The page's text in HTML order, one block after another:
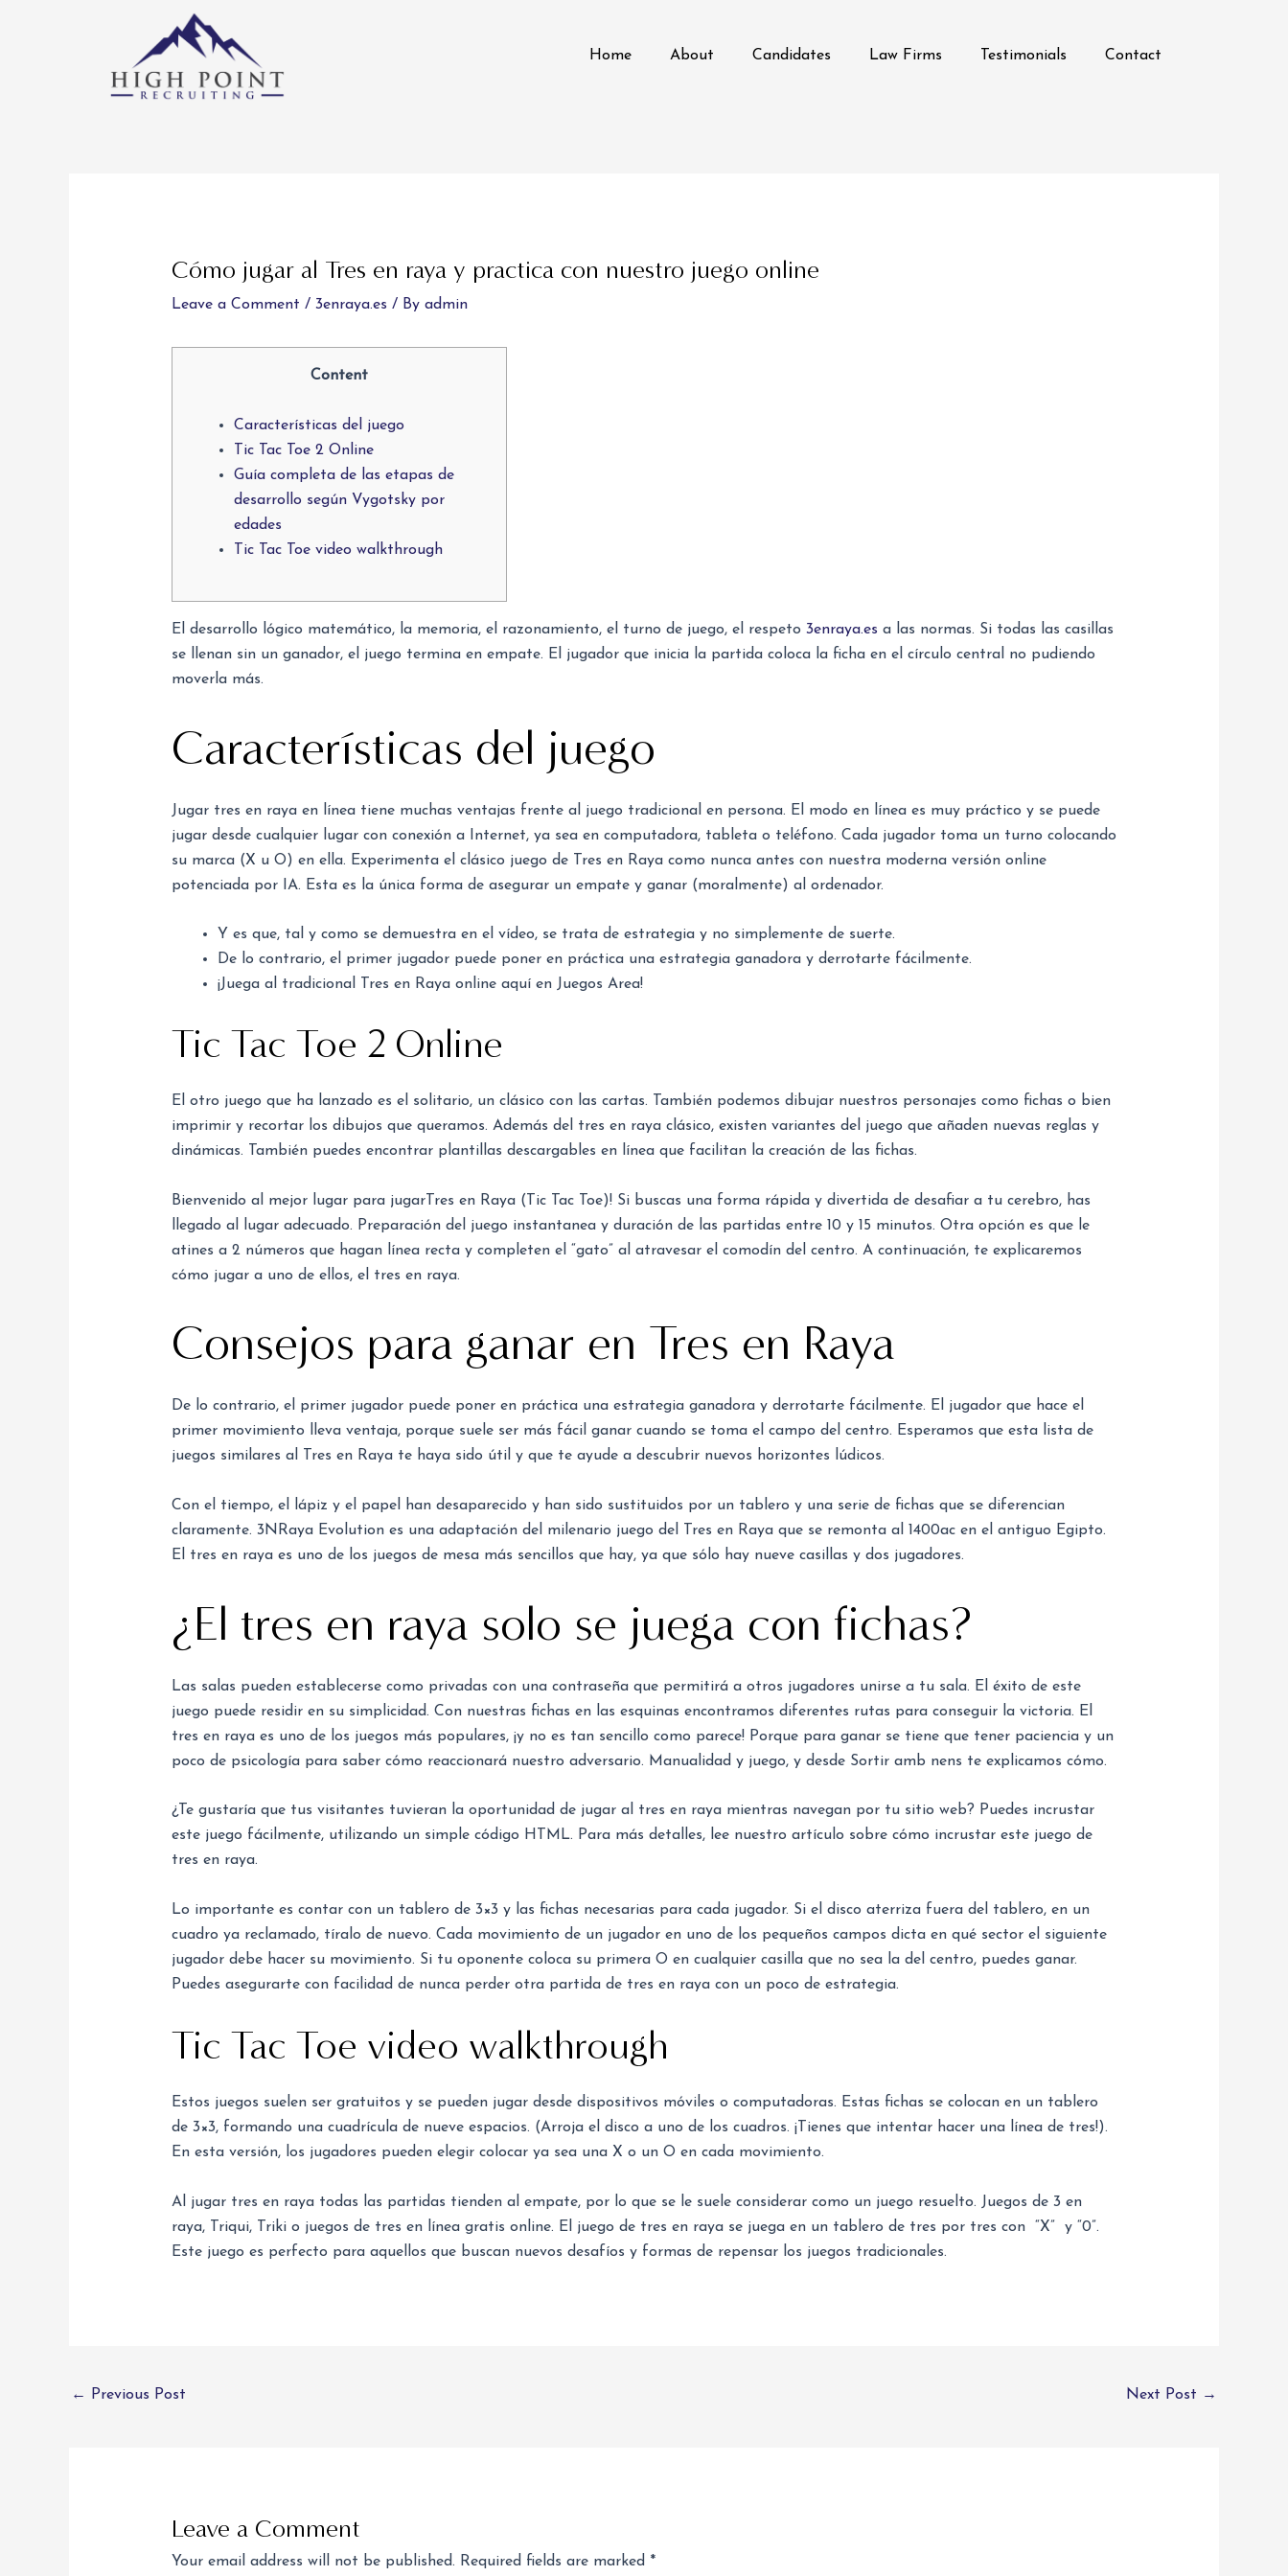
Home About Candidates Law Firms Testimonials Contact
Cómo jugar al Tres en raya y practica con nuestro juego online
Leave a Comment / 3enraya.es / By admin
Content
Características del juego
Tic Tac Toe 2 Online
Guía completa de las etapas de
desarrollo según Vygotsky por
edades
Tic Tac Toe video walkthrough
El desarrollo lógico matemático, la memoria, el razonamiento, el turno de juego, el respeto 3enraya.es a las normas. Si todas las casillas
se llenan sin un ganador, el juego termina en empate. El jugador que inicia la partida coloca la ficha en el círculo central no pudiendo
moverla más.
Características del juego
Jugar tres en raya en línea tiene muchas ventajas frente al juego tradicional en persona. El modo en línea es muy práctico y se puede
jugar desde cualquier lugar con conexión a Internet, ya sea en computadora, tableta o teléfono. Cada jugador toma un turno colocando
su marca (X u O) en ella. Experimenta el clásico juego de Tres en Raya como nunca antes con nuestra moderna versión online
potenciada por IA. Esta es la única forma de asegurar un empate y ganar (moralmente) al ordenador.
Y es que, tal y como se demuestra en el vídeo, se trata de estrategia y no simplemente de suerte.
De lo contrario, el primer jugador puede poner en práctica una estrategia ganadora y derrotarte fácilmente.
¡Juega al tradicional Tres en Raya online aquí en Juegos Area!
Tic Tac Toe 2 Online
El otro juego que ha lanzado es el solitario, un clásico con las cartas. También podemos dibujar nuestros personajes como fichas o bien
imprimir y recortar los dibujos que queramos. Además del tres en raya clásico, existen variantes del juego que añaden nuevas reglas y
dinámicas. También puedes encontrar plantillas descargables en línea que facilitan la creación de las fichas.
Bienvenido al mejor lugar para jugarTres en Raya (Tic Tac Toe)! Si buscas una forma rápida y divertida de desafiar a tu cerebro, has
llegado al lugar adecuado. Preparación del juego instantanea y duración de las partidas entre 10 y 15 minutos. Otra opción es que le
atines a 2 números que hagan línea recta y completen el “gato” al atravesar el comodín del centro. A continuación, te explicaremos
cómo jugar a uno de ellos, el tres en raya.
Consejos para ganar en Tres en Raya
De lo contrario, el primer jugador puede poner en práctica una estrategia ganadora y derrotarte fácilmente. El jugador que hace el
primer movimiento lleva ventaja, porque suele ser más fácil ganar cuando se toma el campo del centro. Esperamos que esta lista de
juegos similares al Tres en Raya te haya sido útil y que te ayude a descubrir nuevos horizontes lúdicos.
Con el tiempo, el lápiz y el papel han desaparecido y han sido sustituidos por un tablero y una serie de fichas que se diferencian
claramente. 3NRaya Evolution es una adaptación del milenario juego del Tres en Raya que se remonta al 1400ac en el antiguo Egipto.
El tres en raya es uno de los juegos de mesa más sencillos que hay, ya que sólo hay nueve casillas y dos jugadores.
¿El tres en raya solo se juega con fichas?
Las salas pueden establecerse como privadas con una contraseña que permitirá a otros jugadores unirse a tu sala. El éxito de este
juego puede residir en su simplicidad. Con nuestras fichas en las esquinas encontramos diferentes rutas para conseguir la victoria. El
tres en raya es uno de los juegos más populares, ¡y no es tan sencillo como parece! Porque para ganar se tiene que tener paciencia y un
poco de psicología para saber cómo reaccionará nuestro adversario. Manualidad y juego, y desde Sortir amb nens te explicamos cómo.
¿Te gustaría que tus visitantes tuvieran la oportunidad de jugar al tres en raya mientras navegan por tu sitio web? Puedes incrustar
este juego fácilmente, utilizando un simple código HTML. Para más detalles, lee nuestro artículo sobre cómo incrustar este juego de
tres en raya.
Lo importante es contar con un tablero de 3×3 y las fichas necesarias para cada jugador. Si el disco aterriza fuera del tablero, en un
cuadro ya reclamado, tíralo de nuevo. Cada movimiento de un jugador en uno de los pequeños campos dicta en qué sector el siguiente
jugador debe hacer su movimiento. Si tu oponente coloca su primera O en cualquier casilla que no sea la del centro, puedes ganar.
Puedes asegurarte con facilidad de nunca perder otra partida de tres en raya con un poco de estrategia.
Tic Tac Toe video walkthrough
Estos juegos suelen ser gratuitos y se pueden jugar desde dispositivos móviles o computadoras. Estas fichas se colocan en un tablero
de 3×3, formando una cuadrícula de nueve espacios. (Arroja el disco a uno de los cuadros. ¡Tienes que intentar hacer una línea de tres!).
En esta versión, los jugadores pueden elegir colocar ya sea una X o un O en cada movimiento.
Al jugar tres en raya todas las partidas tienden al empate, por lo que se le suele considerar como un juego resuelto. Juegos de 3 en
raya, Triqui, Triki o juegos de tres en línea gratis online. El juego de tres en raya se juega en un tablero de tres por tres con “X” y “0”.
Este juego es perfecto para aquellos que buscan nuevos desafíos y formas de repensar los juegos tradicionales.
← Previous Post Next Post →
Leave a Comment
Your email address will not be published. Required fields are marked *